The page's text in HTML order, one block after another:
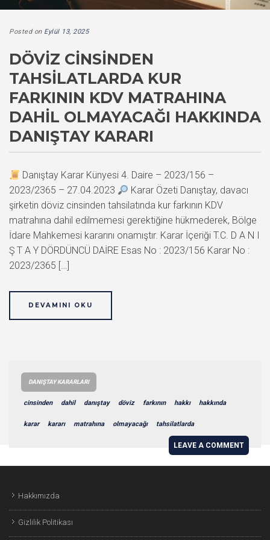
Posted on Eylül 13, 2025
DÖVIZ CINSINDEN
TAHSILATLARDA KUR
FARKININ KDV MATRAHINA
DAHIL OLMAYACAĞI HAKKINDA
DANIŞTAY KARARI
Danıştay Karar Künyesi 4. Daire – 2023/156 –
2023/2365 – 27.04.2023
Karar Özeti Danıştay, davacı
şirketin döviz cinsinden tahsilatında kur farkının KDV
matrahına dahil edilmemesi gerektiğine hükmederek, Bölge
İdare Mahkemesi kararını onamıştır. Karar İçeriği T.C. D A N I
Ş T A Y DÖRDÜNCÜ DAİRE Esas No : 2023/156 Karar No :
2023/2365 […]
DEVAMINI OKU
DANIŞTAY KARARLARI
cinsinden dahil danıştay döviz farkının hakkı hakkında
karar kararı matrahına olmayacağı tahsilatlarda
LEAVE A COMMENT
Hakkımızda
Gizlilik Politikası